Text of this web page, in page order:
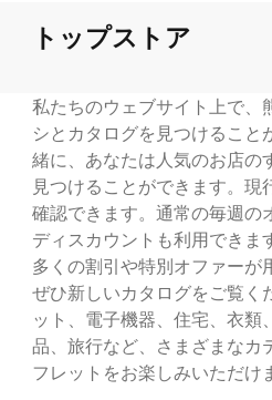
トップストア
私たちのウェブサイト上で、
シとカタログを見つけること
緒に、あなたは人気のお店の
見つけることができます。現
確認できます。通常の毎週の
ディスカウントも利用できま
多くの割引や特別オファーが
ぜひ新しいカタログをご覧く
ット、電子機器、住宅、衣類
品、旅行など、さまざまなカ
フレットをお楽しみいただけ